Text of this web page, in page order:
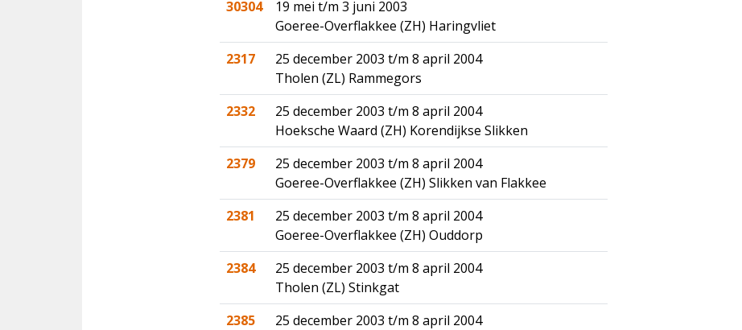
30304
19 mei t/m 3 juni 2003
Goeree-Overflakkee (ZH) Haringvliet
2317
25 december 2003 t/m 8 april 2004
Tholen (ZL) Rammegors
2332
25 december 2003 t/m 8 april 2004
Hoeksche Waard (ZH) Korendijkse Slikken
2379
25 december 2003 t/m 8 april 2004
Goeree-Overflakkee (ZH) Slikken van Flakkee
2381
25 december 2003 t/m 8 april 2004
Goeree-Overflakkee (ZH) Ouddorp
2384
25 december 2003 t/m 8 april 2004
Tholen (ZL) Stinkgat
2385
25 december 2003 t/m 8 april 2004